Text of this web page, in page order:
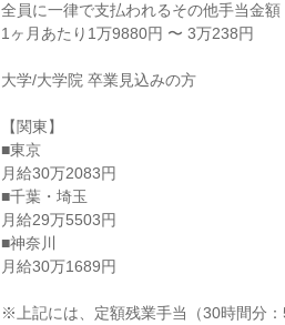
全員に一律で支払われるその他手当金額
1ヶ月あたり1万9880円 〜 3万238円
大学/大学院 卒業見込みの方
【関東】
■東京
月給30万2083円
■千葉・埼玉
月給29万5503円
■神奈川
月給30万1689円
※上記には、定額残業手当（30時間分